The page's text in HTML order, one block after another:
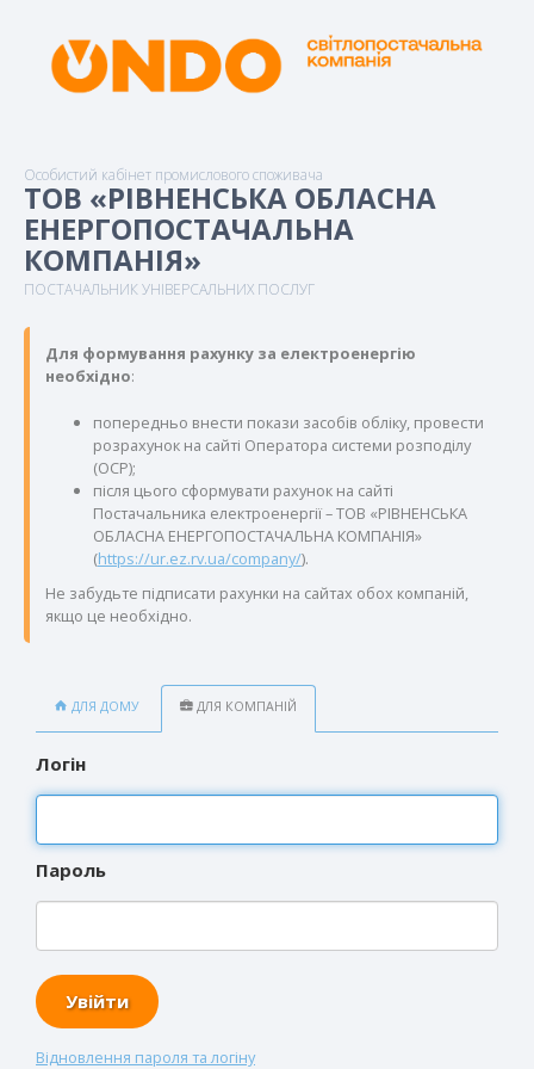
Особистий кабінет промислового споживача
ТОВ «РІВНЕНСЬКА ОБЛАСНА
ЕНЕРГОПОСТАЧАЛЬНА
КОМПАНІЯ»
ПОСТАЧАЛЬНИК УНІВЕРСАЛЬНИХ ПОСЛУГ
Для формування рахунку за електроенергію
необхідно:
попередньо внести покази засобів обліку, провести
розрахунок на сайті Оператора системи розподілу
(ОСР);
після цього сформувати рахунок на сайті
Постачальника електроенергії – ТОВ «РІВНЕНСЬКА
ОБЛАСНА ЕНЕРГОПОСТАЧАЛЬНА КОМПАНІЯ»
(https://ur.ez.rv.ua/company/).
Не забудьте підписати рахунки на сайтах обох компаній,
якщо це необхідно.
ДЛЯ ДОМУ ДЛЯ КОМПАНІЙ
Логін
Пароль
Відновлення пароля та логіну